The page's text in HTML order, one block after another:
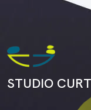
STUDIO